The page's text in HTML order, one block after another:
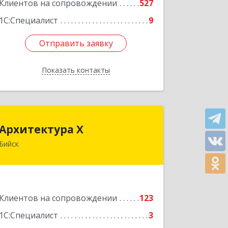
Клиентов на сопровождении
527
1С:Специалист
9
Отправить заявку
Показать контакты
Отправить заявку
Назад
Х
Бийск
Клиентов на сопровождении
123
1С:Специалист
3